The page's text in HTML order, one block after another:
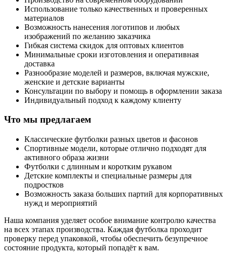
Использование только качественных и проверенных
материалов
Возможность нанесения логотипов и любых
изображений по желанию заказчика
Гибкая система скидок для оптовых клиентов
Минимальные сроки изготовления и оперативная
доставка
Разнообразие моделей и размеров, включая мужские,
женские и детские варианты
Консультации по выбору и помощь в оформлении заказа
Индивидуальный подход к каждому клиенту
Что мы предлагаем
Классические футболки разных цветов и фасонов
Спортивные модели, которые отлично подходят для
активного образа жизни
Футболки с длинным и коротким рукавом
Детские комплекты и специальные размеры для
подростков
Возможность заказа больших партий для корпоративных
нужд и мероприятий
Наша компания уделяет особое внимание контролю качества
на всех этапах производства. Каждая футболка проходит
проверку перед упаковкой, чтобы обеспечить безупречное
состояние продукта, который попадёт к вам.